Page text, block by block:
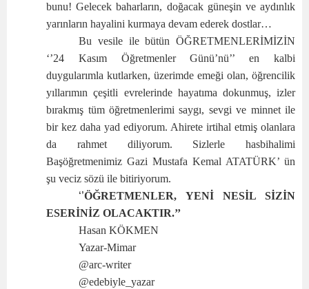
bunu! Gelecek baharların, doğacak güneşin ve aydınlık
yarınların hayalini kurmaya devam ederek dostlar…
Bu vesile ile bütün ÖĞRETMENLERİMİZİN
‘’24 Kasım Öğretmenler Günü’nü’’ en kalbi
duygularımla kutlarken, üzerimde emeği olan, öğrencilik
yıllarımın çeşitli evrelerinde hayatıma dokunmuş, izler
bırakmış tüm öğretmenlerimi saygı, sevgi ve minnet ile
bir kez daha yad ediyorum. Ahirete irtihal etmiş olanlara
da rahmet diliyorum. Sizlerle hasbihalimi
Başöğretmenimiz Gazi Mustafa Kemal ATATÜRK’ ün
şu veciz sözü ile bitiriyorum.
‘’ÖĞRETMENLER, YENİ NESİL SİZİN
ESERİNİZ OLACAKTIR.’’
Hasan KÖKMEN
Yazar-Mimar
@arc-writer
@edebiyle_yazar